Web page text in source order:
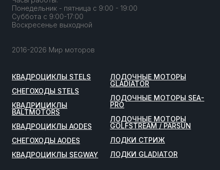
Понедельник - пятница с 9:00 - 19:00
Суббота с 9:00-17:00
Воскресенье выходной
2016-2026 Мир моторов
КВАДРОЦИКЛЫ STELS
СНЕГОХОДЫ STELS
КВАДРИЦИКЛЫ
BALTMOTORS
КВАДРОЦИКЛЫ AODES
СНЕГОХОДЫ AODES
КВАДРОЦИКЛЫ SEGWAY
ЛОДОЧНЫЕ МОТОРЫ
GLADIATOR
ЛОДОЧНЫЕ МОТОРЫ SEA-
PRO
ЛОДОЧНЫЕ МОТОРЫ
GOLFSTREAM / PARSUN
ЛОДКИ СТРИЖ
ЛОДКИ GLADIATOR